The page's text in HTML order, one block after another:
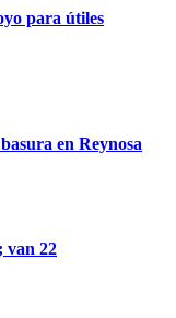
para útiles
en Reynosa
van 22